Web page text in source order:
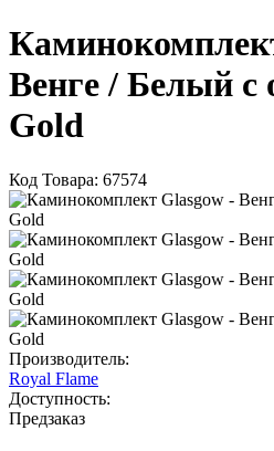
Венге / Белый с
Gold
Код Товара: 67574
Производитель:
Royal Flame
Доступность:
Предзаказ